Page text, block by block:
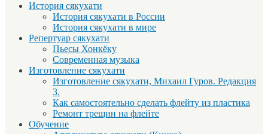
История сякухати
История сякухати в России
История сякухати в мире
Репертуар сякухати
Пьесы Хонкёку
Современная музыка
Изготовление сякухати
Изготовление сякухати, Михаил Гуров. Редакция
3.
Как самостоятельно сделать флейту из пластика
Ремонт трещин на флейте
Обучение